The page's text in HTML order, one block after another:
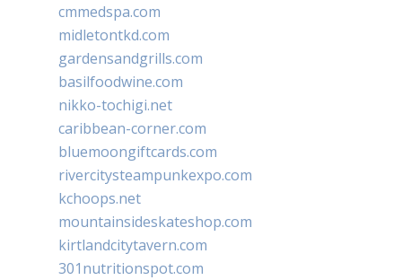
cmmedspa.com
midletontkd.com
gardensandgrills.com
basilfoodwine.com
nikko-tochigi.net
caribbean-corner.com
bluemoongiftcards.com
rivercitysteampunkexpo.com
kchoops.net
mountainsideskateshop.com
kirtlandcitytavern.com
301nutritionspot.com